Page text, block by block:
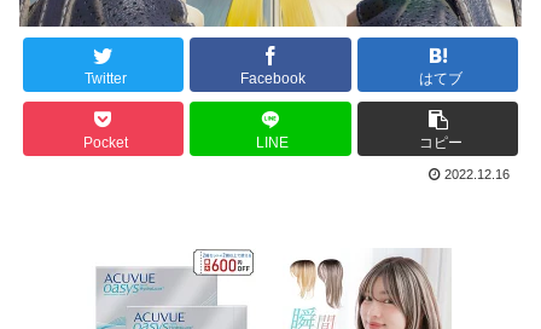
Twitter Facebook はてブ
Pocket LINE コピー
2022.12.16